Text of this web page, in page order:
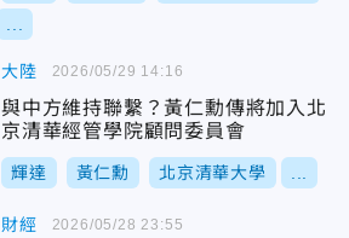
大陸
與中方維持聯繫？黃仁勳傳將加入北
京清華經管學院顧問委員會
輝達 黃仁勳 北京清華大學
2026/05/29 14:16
財經 2026/05/28 23:55